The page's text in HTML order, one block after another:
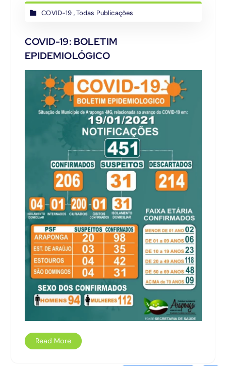
COVID-19 ,Todas Publicações
COVID-19: BOLETIM
EPIDEMIOLÓGICO
Read More